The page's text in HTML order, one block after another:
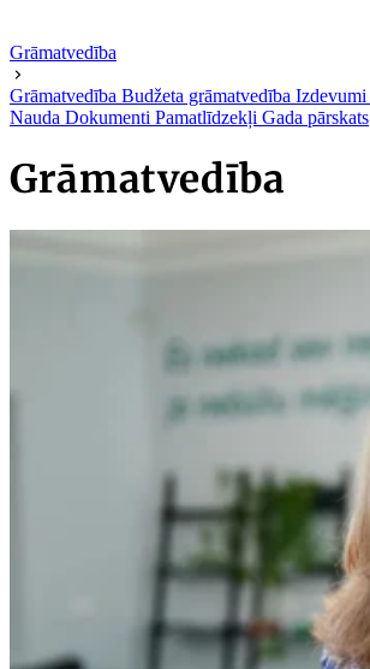
Grāmatvedība
Grāmatvedība Budžeta grāmatvedība Izdevumi
Nauda Dokumenti Pamatlīdzekļi Gada pārskats
Grāmatvedība